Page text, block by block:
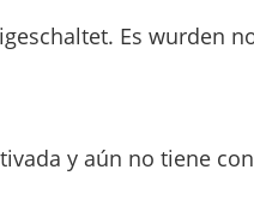
Es wurden
y aún no tiene